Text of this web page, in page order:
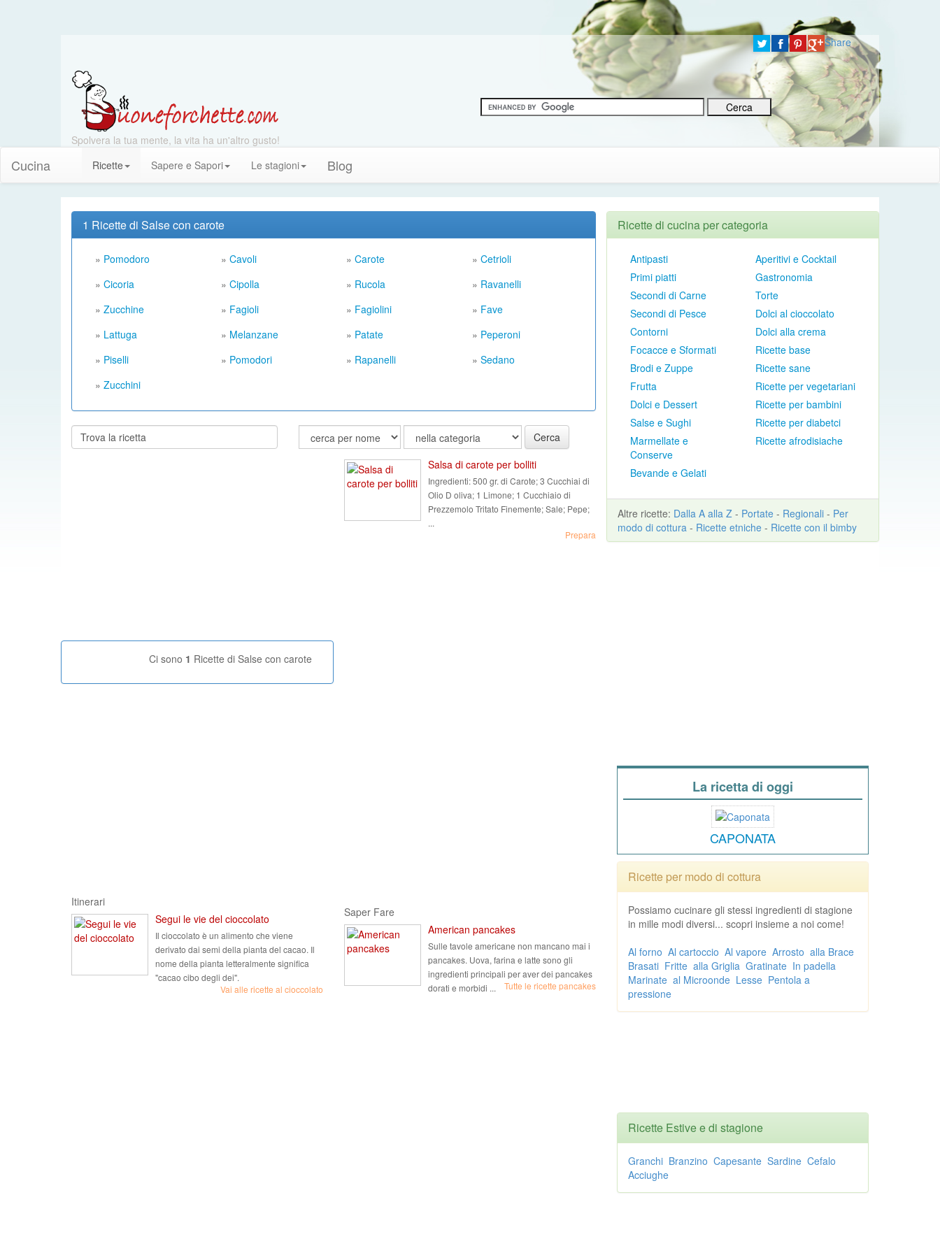
Share
Spolvera la tua mente, la vita ha un'altro gusto!
Cucina Ricette Sapere e Sapori Le stagioni Blog
1 Ricette di Salse con carote
» Pomodoro » Cavoli » Carote » Cetrioli
» Cicoria » Cipolla » Rucola » Ravanelli
» Zucchine » Fagioli » Fagiolini » Fave
» Lattuga » Melanzane » Patate » Peperoni
» Piselli » Pomodori » Rapanelli » Sedano
» Zucchini
Cerca
Cerca
Salsa di carote per bolliti
Ingredienti:500 gr. di Carote; 3 Cucchiai di
Olio D oliva; 1 Limone; 1 Cucchiaio di
Prezzemolo Tritato Finemente; Sale; Pepe;
...
Prepara
Ci sono 1 Ricette di Salse con carote
Itinerari
Segui le vie del cioccolato
Il cioccolato è un alimento che viene
derivato dai semi della pianta del cacao. Il
nome della pianta letteralmente significa
"cacao cibo degli dei".
Vai alle ricette al cioccolato
Saper Fare
American pancakes
Sulle tavole americane non mancano mai i
pancakes. Uova, farina e latte sono gli
ingredienti principali per aver dei pancakes
dorati e morbidi ...
Tutte le ricette pancakes
Ricette di cucina per categoria
Antipasti
Primi piatti
Secondi di Carne
Secondi di Pesce
Contorni
Focacce e Sformati
Brodi e Zuppe
Frutta
Dolci e Dessert
Salse e Sughi
Marmellate e
Conserve
Bevande e Gelati
Aperitivi e Cocktail
Gastronomia
Torte
Dolci al cioccolato
Dolci alla crema
Ricette base
Ricette sane
Ricette per vegetariani
Ricette per bambini
Ricette per diabetci
Ricette afrodisiache
Altre ricette: Dalla A alla Z - Portate - Regionali - Per
modo di cottura - Ricette etniche - Ricette con il bimby
La ricetta di oggi
CAPONATA
Ricette per modo di cottura
Possiamo cucinare gli stessi ingredienti di stagione
in mille modi diversi... scopri insieme a noi come!
Al forno Al cartoccio Al vapore Arrosto alla Brace
Brasati Fritte alla Griglia Gratinate In padella
Marinate al Microonde Lesse Pentola a
pressione
Ricette Estive e di stagione
Granchi Branzino Capesante Sardine Cefalo
Acciughe